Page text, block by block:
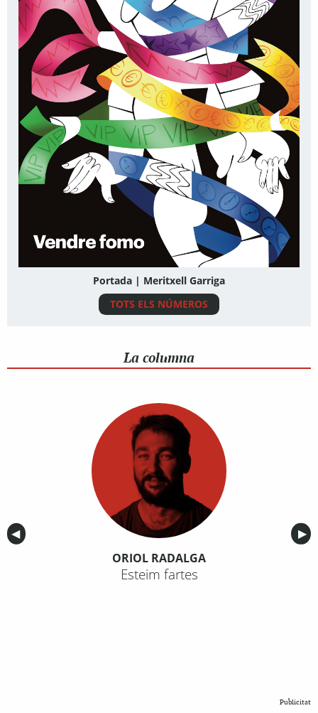
Portada | Meritxell Garriga
TOTS ELS NÚMEROS
La columna
Anterior
◀︎ ▶︎
ORIOL RADALGA
Esteim fartes
Publicitat